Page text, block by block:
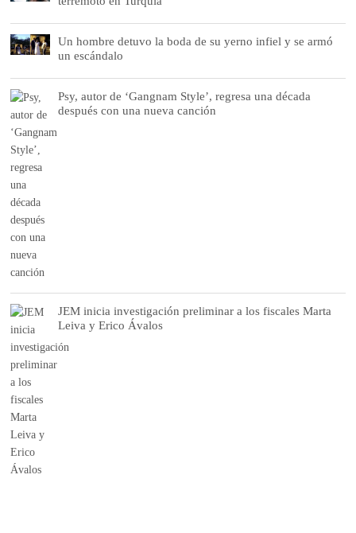
Un hombre detuvo la boda de su yerno infiel y se armó
un escándalo
Psy, autor de ‘Gangnam Style’, regresa una década
después con una nueva canción
JEM inicia investigación preliminar a los fiscales Marta
Leiva y Erico Ávalos